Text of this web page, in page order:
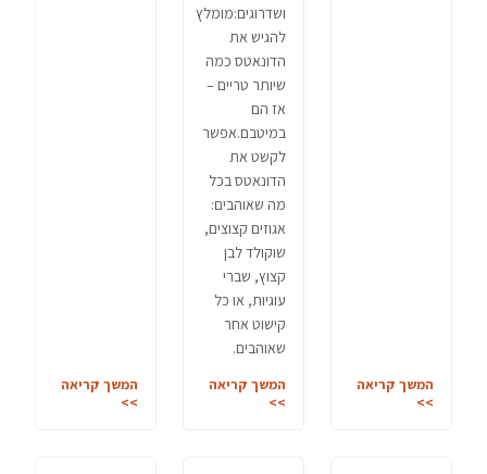
המשך קריאה
>>
ושדרוגים:מומלץ
להגיש את
הדונאטס כמה
שיותר טריים –
אז הם
במיטבם.אפשר
לקשט את
הדונאטס בכל
מה שאוהבים:
אגוזים קצוצים,
שוקולד לבן
קצוץ, שברי
עוגיות, או כל
קישוט אחר
שאוהבים.
המשך קריאה
>>
המשך קריאה
>>